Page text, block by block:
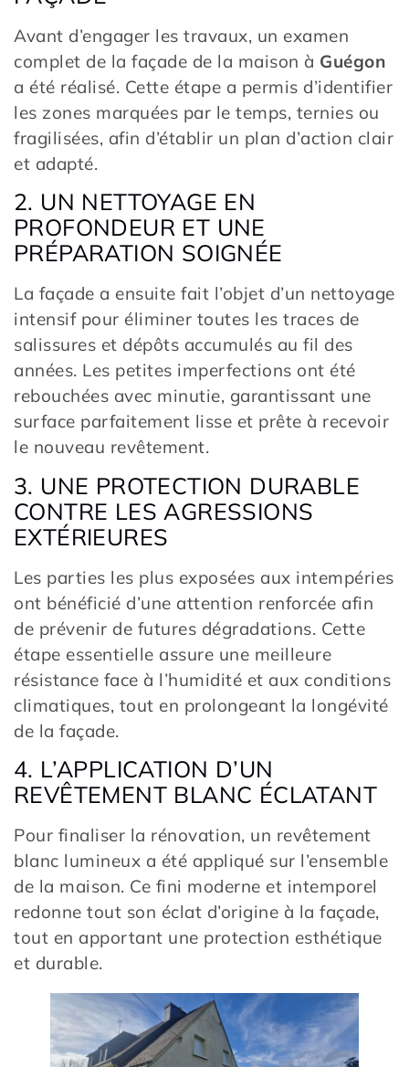
Avant d’engager les travaux, un examen
complet de la façade de la maison à Guégon
a été réalisé. Cette étape a permis d’identifier
les zones marquées par le temps, ternies ou
fragilisées, afin d’établir un plan d’action clair
et adapté.
2. UN NETTOYAGE EN
PROFONDEUR ET UNE
PRÉPARATION SOIGNÉE
La façade a ensuite fait l’objet d’un nettoyage
intensif pour éliminer toutes les traces de
salissures et dépôts accumulés au fil des
années. Les petites imperfections ont été
rebouchées avec minutie, garantissant une
surface parfaitement lisse et prête à recevoir
le nouveau revêtement.
3. UNE PROTECTION DURABLE
CONTRE LES AGRESSIONS
EXTÉRIEURES
Les parties les plus exposées aux intempéries
ont bénéficié d’une attention renforcée afin
de prévenir de futures dégradations. Cette
étape essentielle assure une meilleure
résistance face à l’humidité et aux conditions
climatiques, tout en prolongeant la longévité
de la façade.
4. L’APPLICATION D’UN
REVÊTEMENT BLANC ÉCLATANT
Pour finaliser la rénovation, un revêtement
blanc lumineux a été appliqué sur l’ensemble
de la maison. Ce fini moderne et intemporel
redonne tout son éclat d’origine à la façade,
tout en apportant une protection esthétique
et durable.